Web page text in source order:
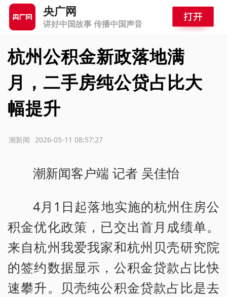
央广网
讲好中国故事 传播中国声音
杭州公积金新政落地满
月，二手房纯公贷占比大
幅提升
2026-05-11 08:57:27
潮新闻
潮新闻客户端 记者 吴佳怡
4月1日起落地实施的杭州住房公
积金优化政策，已交出首月成绩单。
来自杭州我爱我家和杭州贝壳研究院
的签约数据显示，公积金贷款占比快
速攀升。贝壳纯公积金贷款占比是去